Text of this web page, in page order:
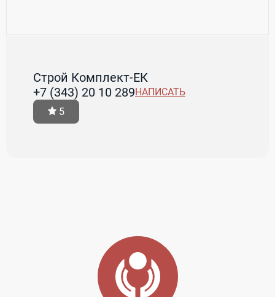
Строй Комплект-ЕК
+7 (343) 20 10 289НАПИСАТЬ
5